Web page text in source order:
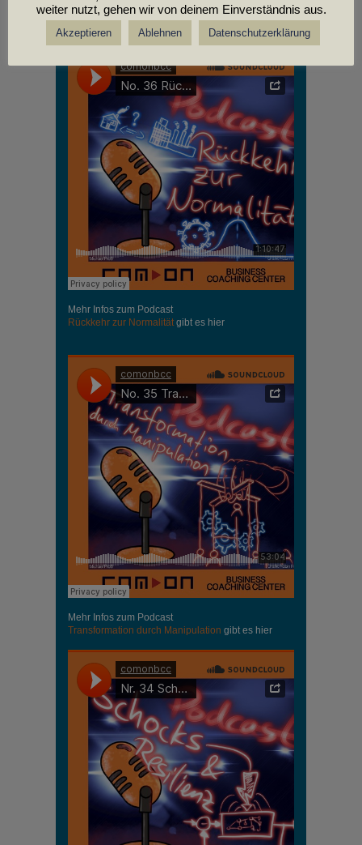
PODCASTS
Mehr Infos zum Podcast
Rückkehr zur Normalitätgibt es hier
Mehr Infos zum Podcast
Transformation durch Manipulation gibt es hier
weiter nutzt, gehen wir von deinem Einverständnis aus.
Akzeptieren Ablehnen Datenschutzerklärung